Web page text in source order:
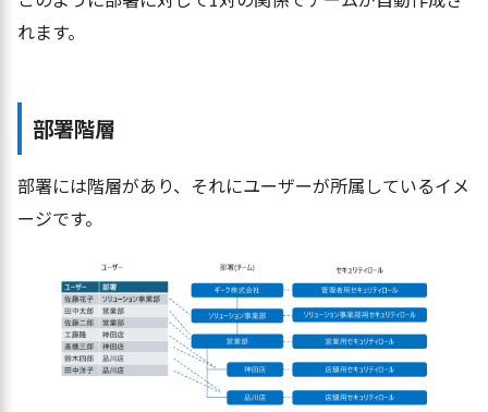
れます。
部署階層
部署には階層があり、それにユーザーが所属しているイメ
ージです。